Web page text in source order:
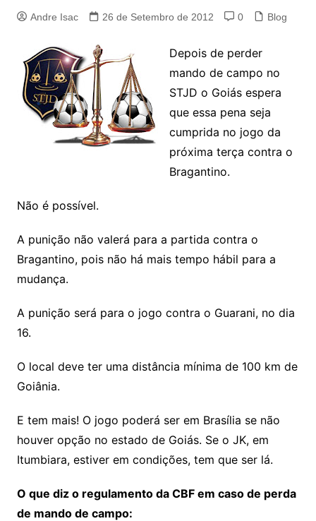
Andre Isac 26 de Setembro de 2012 0 Blog
Depois de perder
mando de campo no
STJD o Goiás espera
que essa pena seja
cumprida no jogo da
próxima terça contra o
Bragantino.
Não é possível.
A punição não valerá para a partida contra o
Bragantino, pois não há mais tempo hábil para a
mudança.
A punição será para o jogo contra o Guarani, no dia
16.
O local deve ter uma distância mínima de 100 km de
Goiânia.
E tem mais! O jogo poderá ser em Brasília se não
houver opção no estado de Goiás. Se o JK, em
Itumbiara, estiver em condições, tem que ser lá.
O que diz o regulamento da CBF em caso de perda
de mando de campo: